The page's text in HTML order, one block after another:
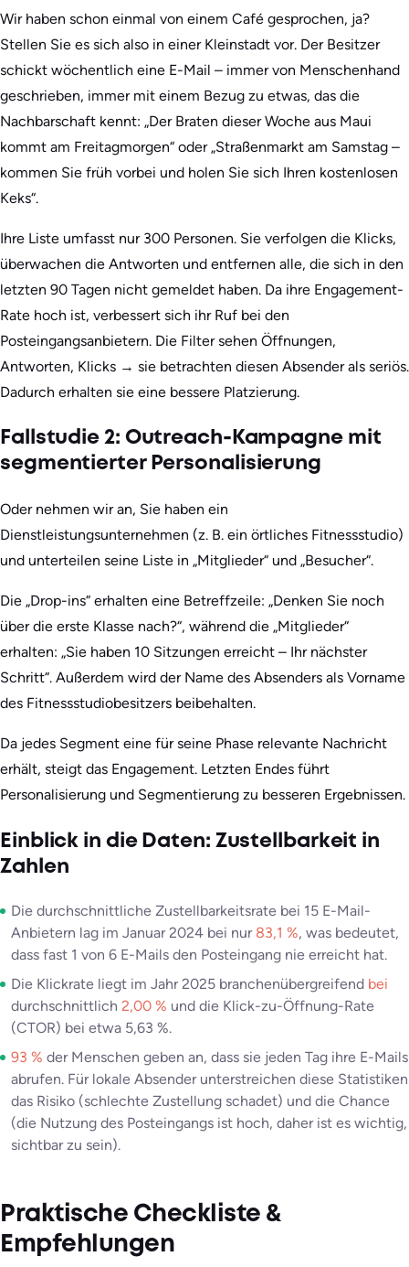
Wir haben schon einmal von einem Café gesprochen, ja?
Stellen Sie es sich also in einer Kleinstadt vor. Der Besitzer
schickt wöchentlich eine E-Mail – immer von Menschenhand
geschrieben, immer mit einem Bezug zu etwas, das die
Nachbarschaft kennt: „Der Braten dieser Woche aus Maui
kommt am Freitagmorgen“ oder „Straßenmarkt am Samstag –
kommen Sie früh vorbei und holen Sie sich Ihren kostenlosen
Keks“.
Ihre Liste umfasst nur 300 Personen. Sie verfolgen die Klicks,
überwachen die Antworten und entfernen alle, die sich in den
letzten 90 Tagen nicht gemeldet haben. Da ihre Engagement-
Rate hoch ist, verbessert sich ihr Ruf bei den
Posteingangsanbietern. Die Filter sehen Öffnungen,
Antworten, Klicks → sie betrachten diesen Absender als seriös.
Dadurch erhalten sie eine bessere Platzierung.
Fallstudie 2: Outreach-Kampagne mit
segmentierter Personalisierung
Oder nehmen wir an, Sie haben ein
Dienstleistungsunternehmen (z. B. ein örtliches Fitnessstudio)
und unterteilen seine Liste in „Mitglieder“ und „Besucher“.
Die „Drop-ins“ erhalten eine Betreffzeile: „Denken Sie noch
über die erste Klasse nach?“, während die „Mitglieder“
erhalten: „Sie haben 10 Sitzungen erreicht – Ihr nächster
Schritt“. Außerdem wird der Name des Absenders als Vorname
des Fitnessstudiobesitzers beibehalten.
Da jedes Segment eine für seine Phase relevante Nachricht
erhält, steigt das Engagement. Letzten Endes führt
Personalisierung und Segmentierung zu besseren Ergebnissen.
Einblick in die Daten: Zustellbarkeit in
Zahlen
Die durchschnittliche Zustellbarkeitsrate bei 15 E-Mail-
Anbietern lag im Januar 2024 bei nur 83,1 %, was bedeutet,
dass fast 1 von 6 E-Mails den Posteingang nie erreicht hat.
Die Klickrate liegt im Jahr 2025 branchenübergreifend bei
durchschnittlich 2,00 % und die Klick-zu-Öffnung-Rate
(CTOR) bei etwa 5,63 %.
93 % der Menschen geben an, dass sie jeden Tag ihre E-Mails
abrufen. Für lokale Absender unterstreichen diese Statistiken
das Risiko (schlechte Zustellung schadet) und die Chance
(die Nutzung des Posteingangs ist hoch, daher ist es wichtig,
sichtbar zu sein).
Praktische Checkliste &
Empfehlungen